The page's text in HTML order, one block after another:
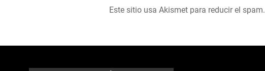
Este sitio usa Akismet para reducir el spam.